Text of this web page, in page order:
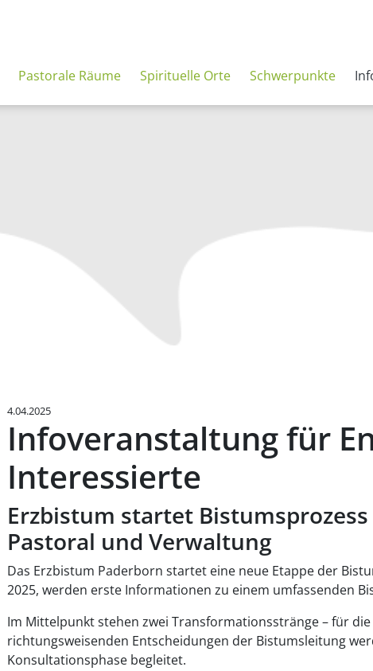
Pastorale Räume Spirituelle Orte Schwerpunkte
4.04.2025
Infoveranstaltung für
Interessierte
Erzbistum startet
Pastoral und Verwaltung
Das Erzbistum Paderborn startet eine neue Etappe der
2025, werden erste Informationen zu einem umfassenden
Im Mittelpunkt stehen zwei Transformationsstränge – für
richtungsweisenden Entscheidungen der Bistumsleitung
Konsultationsphase begleitet.